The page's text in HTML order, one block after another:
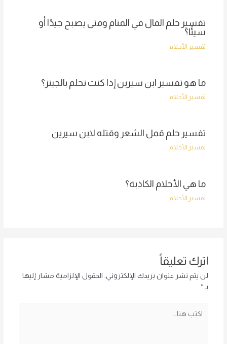
تفسير حلم المال في المنام ومتى يصبح جيدًا أو
سيئًا؟
تفسير الأحلام
ما هو تفسير ابن سيرين إذا كنت تحلم بالجينز؟
تفسير الأحلام
تفسير حلم قمل الشعر وقتله لابن سيرين
تفسير الأحلام
ما هي الأحلام الكاذبة؟
تفسير الأحلام
اترك تعليقاً
لن يتم نشر عنوان بريدك الإلكتروني. الحقول الإلزامية مشار إليها
بـ *